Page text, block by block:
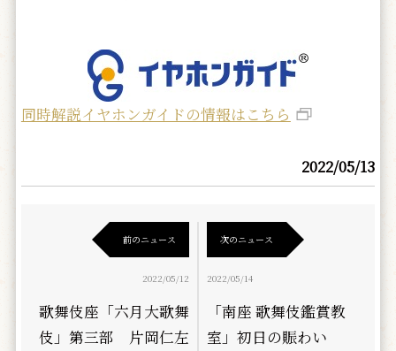
同時解説イヤホンガイドの情報はこちら
2022/05/13
前のニュース
2022/05/12
歌舞伎座「六月大歌舞
伎」第三部 片岡仁左
次のニュース
2022/05/14
「南座 歌舞伎鑑賞教
室」初日の賑わい